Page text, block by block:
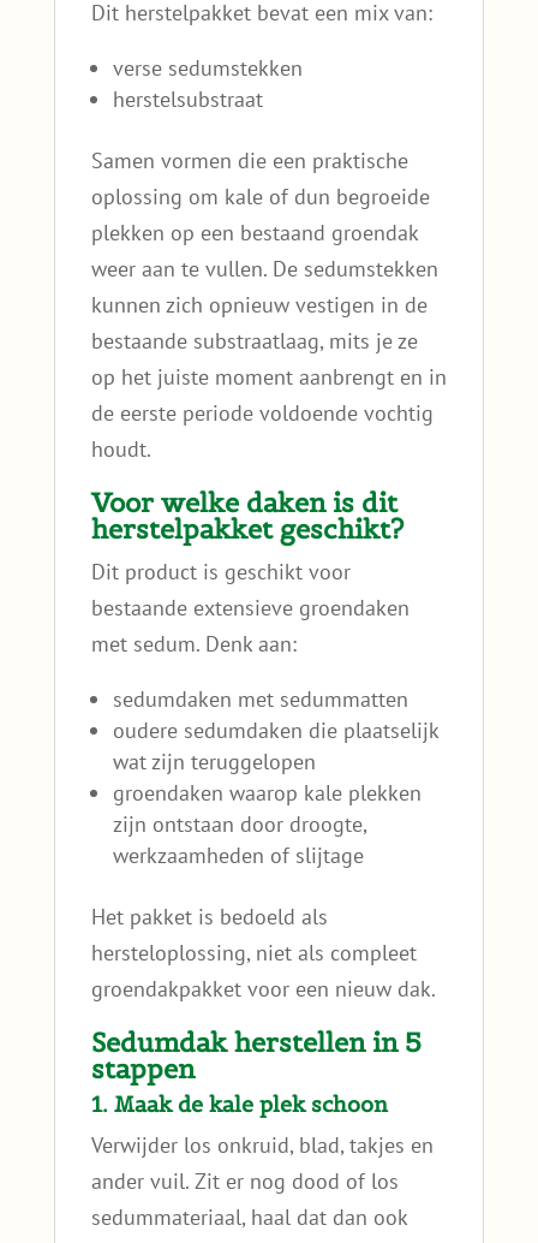
Dit herstelpakket bevat een mix van:
verse sedumstekken
herstelsubstraat
Samen vormen die een praktische
oplossing om kale of dun begroeide
plekken op een bestaand groendak
weer aan te vullen. De sedumstekken
kunnen zich opnieuw vestigen in de
bestaande substraatlaag, mits je ze
op het juiste moment aanbrengt en in
de eerste periode voldoende vochtig
houdt.
Voor welke daken is dit
herstelpakket geschikt?
Dit product is geschikt voor
bestaande extensieve groendaken
met sedum. Denk aan:
sedumdaken met sedummatten
oudere sedumdaken die plaatselijk
wat zijn teruggelopen
groendaken waarop kale plekken
zijn ontstaan door droogte,
werkzaamheden of slijtage
Het pakket is bedoeld als
hersteloplossing, niet als compleet
groendakpakket voor een nieuw dak.
Sedumdak herstellen in 5
stappen
1. Maak de kale plek schoon
Verwijder los onkruid, blad, takjes en
ander vuil. Zit er nog dood of los
sedummateriaal, haal dat dan ook